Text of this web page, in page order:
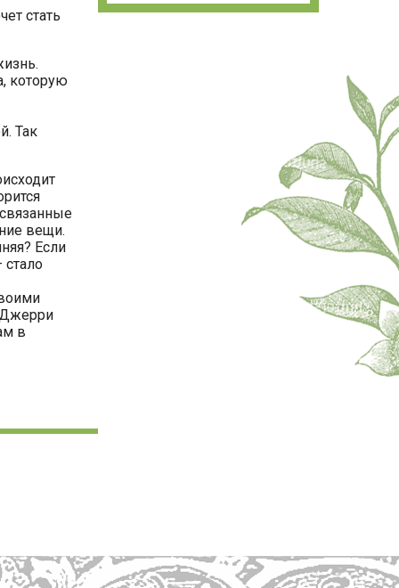
стать
которую
Так
вещи.
Если
Джерри
в